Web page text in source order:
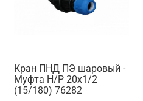
Кран ПНД ПЭ шаровый -
Муфта Н/Р 20х1/2
(15/180) 76282